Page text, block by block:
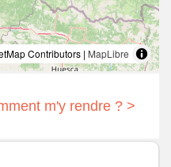
Contributors | MapLibre
m'y rendre ? >